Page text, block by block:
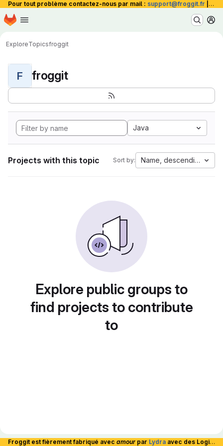
Pour tout problème contactez-nous par mail : support@froggit.fr La
Skip to main content
Homepage
ExploreTopicsfroggit
F froggit
Java
Projects with this topic Sort by: Name, descending
Explore public groups to
find projects to contribute
to
Froggit est fièrement fabriqué avec amour par Lydra avec des Logiciels Libres et hébergé en